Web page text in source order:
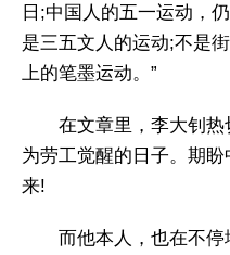
日;中国人的五一运动，
是三五文人的运动;不是
上的笔墨运动。”
在文章里，李大钊热
为劳工觉醒的日子。期
来!
而他本人，也在不停